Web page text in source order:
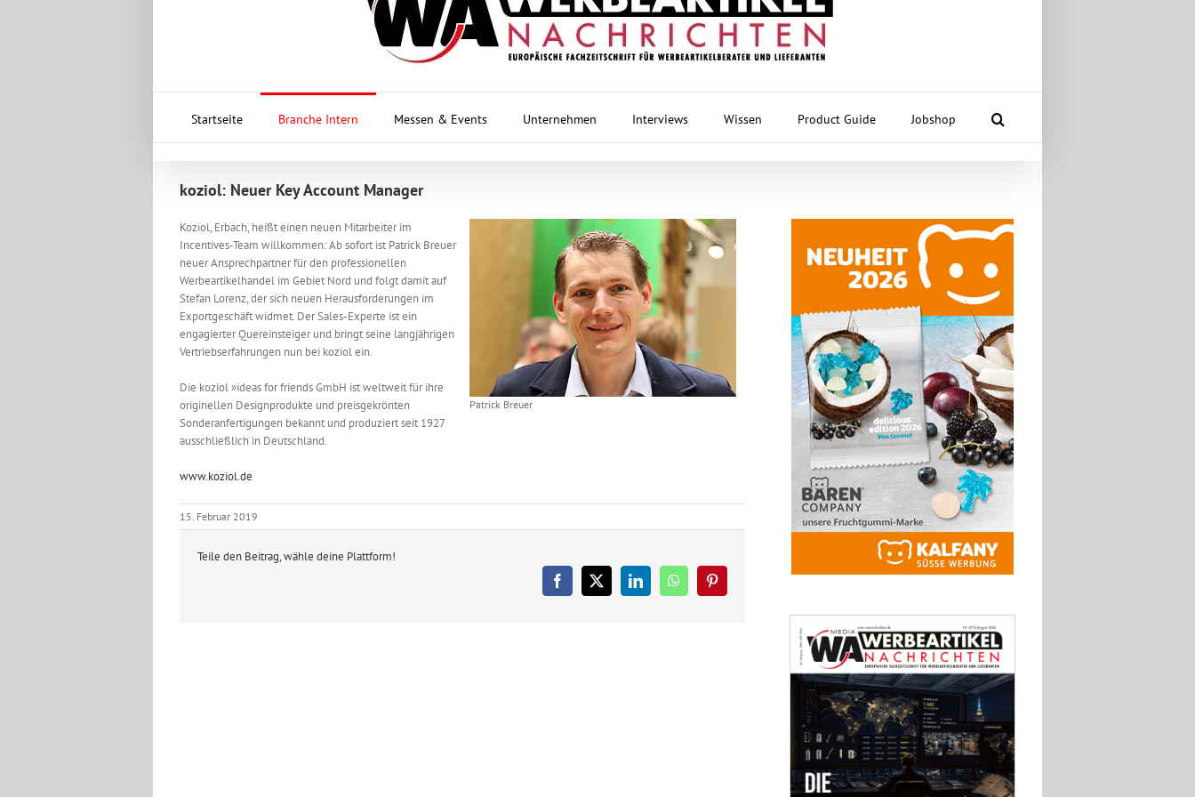
Startseite Branche Intern Messen & Events Unternehmen Interviews Wissen Product Guide Jobshop
koziol: Neuer Key Account Manager
Patrick Breuer
Koziol, Erbach, heißt einen neuen Mitarbeiter im
Incentives-Team willkommen: Ab sofort ist Patrick Breuer
neuer Ansprechpartner für den professionellen
Werbeartikelhandel im Gebiet Nord und folgt damit auf
Stefan Lorenz, der sich neuen Herausforderungen im
Exportgeschäft widmet. Der Sales-Experte ist ein
engagierter Quereinsteiger und bringt seine langjährigen
Vertriebserfahrungen nun bei koziol ein.
Die koziol »ideas for friends GmbH ist weltweit für ihre
originellen Designprodukte und preisgekrönten
Sonderanfertigungen bekannt und produziert seit 1927
ausschließlich in Deutschland.
www.koziol.de
15. Februar 2019
Teile den Beitrag, wähle deine Plattform!
Facebook
X LinkedInWhatsAppPinterest